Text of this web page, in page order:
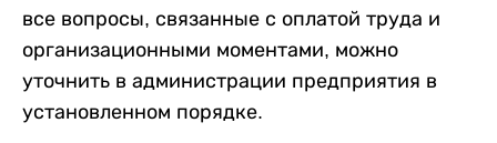
все вопросы, связанные с оплатой труда и
организационными моментами, можно
уточнить в администрации предприятия в
установленном порядке.